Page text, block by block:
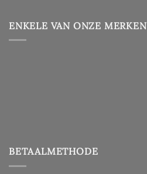
ENKELE VAN ONZE MERKEN
BETAALMETHODE